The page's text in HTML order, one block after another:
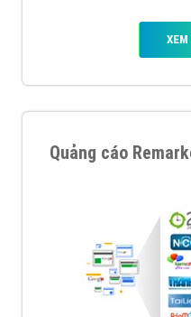
Quảng cáo